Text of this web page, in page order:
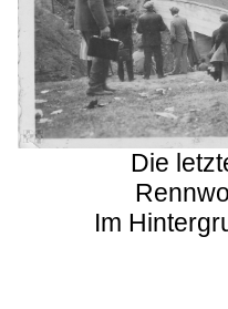
Die
Im